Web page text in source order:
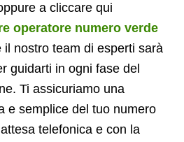
a cliccare qui
operatore numero verde
il nostro team di esperti sarà
guidarti in ogni fase del
Ti assicuriamo una
e semplice del tuo numero
telefonica e con la